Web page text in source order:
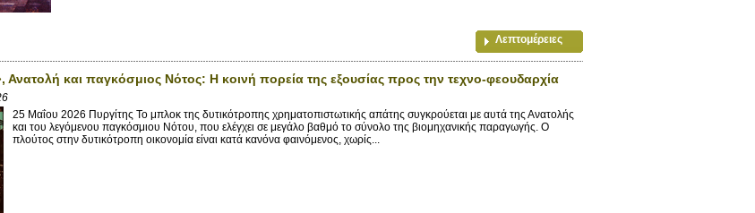
Λεπτομέρειες
Ανατολή και παγκόσμιος Νότος: Η κοινή πορεία της εξουσίας προς την τεχνο-φεουδαρχία
25 Μαΐου 2026 Πυργίτης Το μπλοκ της δυτικότροπης χρηματοπιστωτικής απάτης συγκρούεται με αυτά της Ανατολής
και του λεγόμενου παγκόσμιου Νότου, που ελέγχει σε μεγάλο βαθμό το σύνολο της βιομηχανικής παραγωγής. Ο
πλούτος στην δυτικότροπη οικονομία είναι κατά κανόνα φαινόμενος, χωρίς...